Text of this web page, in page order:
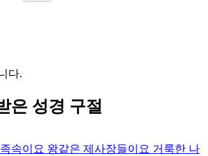
다.
은 성경 구절
속이요 왕같은 제사장들이요 거룩한 나